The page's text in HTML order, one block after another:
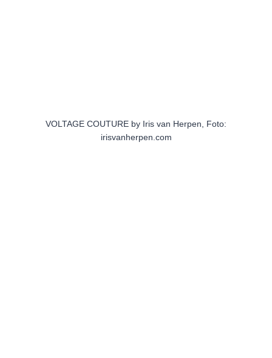
VOLTAGE COUTURE by Iris van Herpen, Foto:
irisvanherpen.com